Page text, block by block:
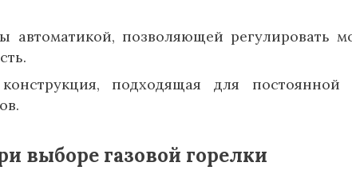
автоматикой, позволяющей регулировать
подходящая для
выборе газовой горелки